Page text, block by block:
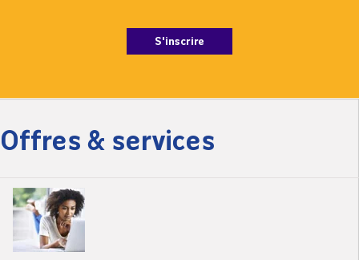
S'inscrire
Offres & services